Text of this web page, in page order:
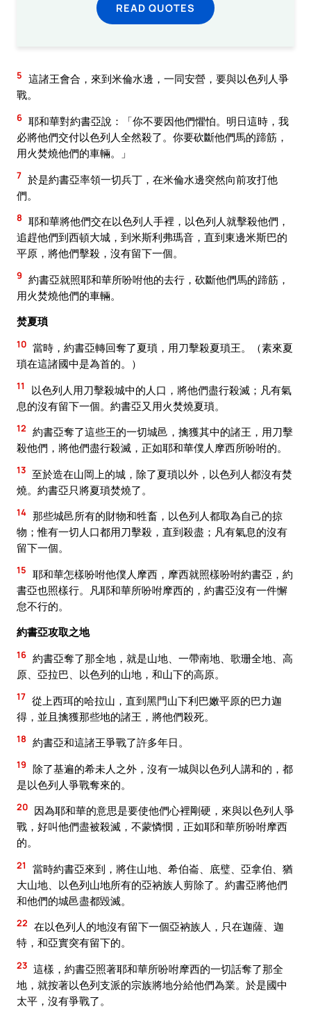
READ QUOTES
5 這諸王會合，來到米倫水邊，一同安營，要與以色列人爭
戰。
6 耶和華對約書亞說：「你不要因他們懼怕。明日這時，我
必將他們交付以色列人全然殺了。你要砍斷他們馬的蹄筋，
用火焚燒他們的車輛。」
7 於是約書亞率領一切兵丁，在米倫水邊突然向前攻打他
們。
8 耶和華將他們交在以色列人手裡，以色列人就擊殺他們，
追趕他們到西頓大城，到米斯利弗瑪音，直到東邊米斯巴的
平原，將他們擊殺，沒有留下一個。
9 約書亞就照耶和華所吩咐他的去行，砍斷他們馬的蹄筋，
用火焚燒他們的車輛。
焚夏瑣
10 當時，約書亞轉回奪了夏瑣，用刀擊殺夏瑣王。（素來夏
瑣在這諸國中是為首的。）
11
以色列人用刀擊殺城中的人口，將他們盡行殺滅；凡有氣
息的沒有留下一個。約書亞又用火焚燒夏瑣。
12 約書亞奪了這些王的一切城邑，擒獲其中的諸王，用刀擊
殺他們，將他們盡行殺滅，正如耶和華僕人摩西所吩咐的。
13 至於造在山岡上的城，除了夏瑣以外，以色列人都沒有焚
燒。約書亞只將夏瑣焚燒了。
14 那些城邑所有的財物和牲畜，以色列人都取為自己的掠
物；惟有一切人口都用刀擊殺，直到殺盡；凡有氣息的沒有
留下一個。
15 耶和華怎樣吩咐他僕人摩西，摩西就照樣吩咐約書亞，約
書亞也照樣行。凡耶和華所吩咐摩西的，約書亞沒有一件懈
怠不行的。
約書亞攻取之地
16 約書亞奪了那全地，就是山地、一帶南地、歌珊全地、高
原、亞拉巴、以色列的山地，和山下的高原。
17 從上西珥的哈拉山，直到黑門山下利巴嫩平原的巴力迦
得，並且擒獲那些地的諸王，將他們殺死。
18 約書亞和這諸王爭戰了許多年日。
19 除了基遍的希未人之外，沒有一城與以色列人講和的，都
是以色列人爭戰奪來的。
20 因為耶和華的意思是要使他們心裡剛硬，來與以色列人爭
戰，好叫他們盡被殺滅，不蒙憐憫，正如耶和華所吩咐摩西
的。
21
當時約書亞來到，將住山地、希伯崙、底璧、亞拿伯、猶
大山地、以色列山地所有的亞衲族人剪除了。約書亞將他們
和他們的城邑盡都毀滅。
22 在以色列人的地沒有留下一個亞衲族人，只在迦薩、迦
特，和亞實突有留下的。
23 這樣，約書亞照著耶和華所吩咐摩西的一切話奪了那全
地，就按著以色列支派的宗族將地分給他們為業。於是國中
太平，沒有爭戰了。